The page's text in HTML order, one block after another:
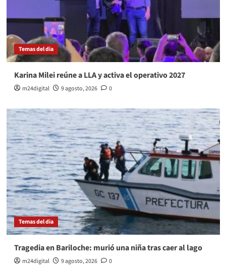
Temas del dia
Karina Milei reúne a LLA y activa el operativo 2027
m24digital 9 agosto, 2026 0
Temas del dia
Tragedia en Bariloche: murió una niña tras caer al lago
m24digital 9 agosto, 2026 0